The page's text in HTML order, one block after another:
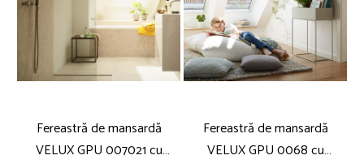
Fereastră de mansardă
VELUX GPU 007021 cu
Fereastră de mansardă
VELUX GPU 0068 cu